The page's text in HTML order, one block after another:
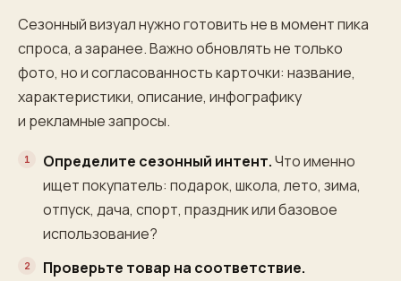
Сезонный визуал нужно готовить не в момент пика
спроса, а заранее. Важно обновлять не только
фото, но и согласованность карточки: название,
характеристики, описание, инфографику
и рекламные запросы.
Определите сезонный интент.Что именно
ищет покупатель: подарок, школа, лето, зима,
отпуск, дача, спорт, праздник или базовое
использование?
Проверьте товар на соответствие.